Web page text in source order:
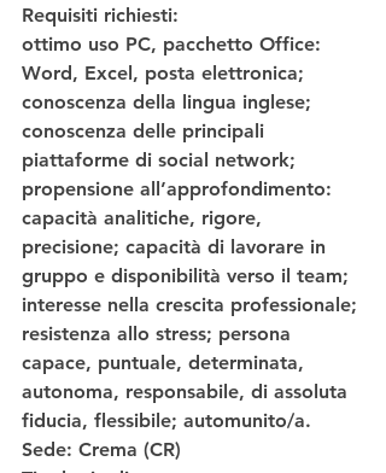
Requisiti richiesti:
ottimo uso PC, pacchetto Office:
Word, Excel, posta elettronica;
conoscenza della lingua inglese;
conoscenza delle principali
piattaforme di social network;
propensione all’approfondimento:
capacità analitiche, rigore,
precisione; capacità di lavorare in
gruppo e disponibilità verso il team;
interesse nella crescita professionale;
resistenza allo stress; persona
capace, puntuale, determinata,
autonoma, responsabile, di assoluta
fiducia, flessibile; automunito/a.
Sede: Crema (CR)